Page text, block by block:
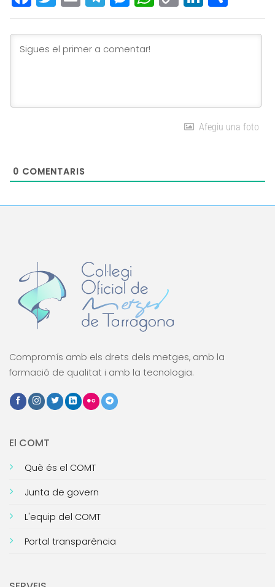
Link
Afegiu una foto
0 COMENTARIS
Compromís amb els drets dels metges, amb la
formació de qualitat i amb la tecnologia.
El COMT
Què és el COMT
Junta de govern
L'equip del COMT
Portal transparència